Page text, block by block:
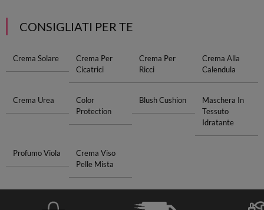
CONSIGLIATI PER TE
Crema Solare
Crema Per
Cicatrici
Crema Per
Ricci
Crema Alla
Calendula
Crema Urea
Color
Protection
Blush Cushion
Maschera In
Tessuto
Idratante
Profumo Viola
Crema Viso
Pelle Mista